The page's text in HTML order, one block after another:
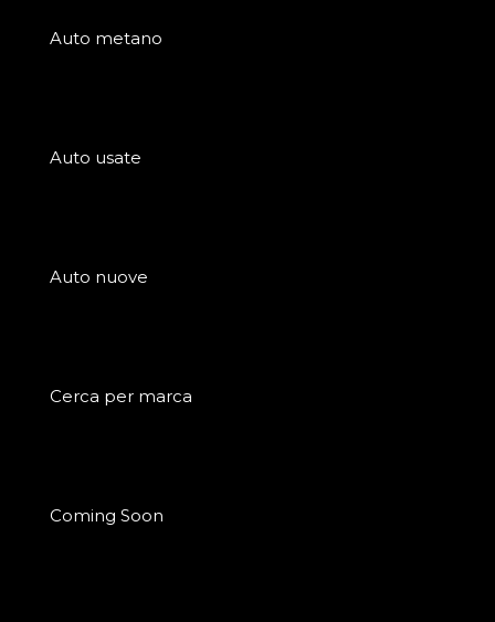
Auto metano
Auto usate
Auto nuove
Cerca per marca
Coming Soon